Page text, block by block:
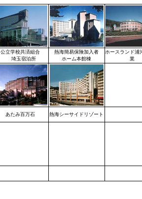
公立学校共済組合
埼玉宿泊所
熱海簡易保険加入者
ホーム本館棟
ホースランド浦
業
あたみ百万石 熱海シーサイドリゾート